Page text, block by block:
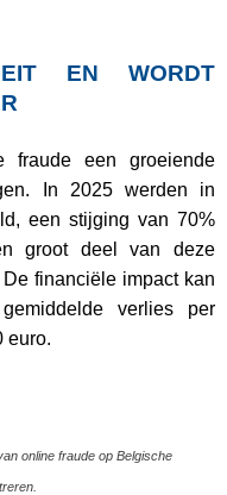
EN WORDT
fraude een groeiende
In 2025 werden in
een stijging van 70%
groot deel van deze
financiële impact kan
verlies per
euro.
online fraude op Belgische